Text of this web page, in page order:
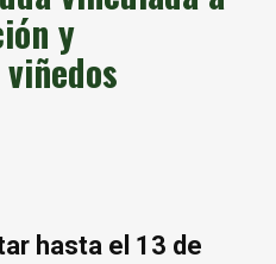
y
hasta el 13 de